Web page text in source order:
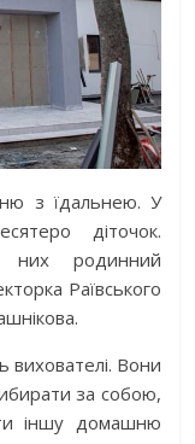
з їдальнею. У
діточок.
них родинний
Раївського
вихователі. Вони
за собою,
іншу домашню